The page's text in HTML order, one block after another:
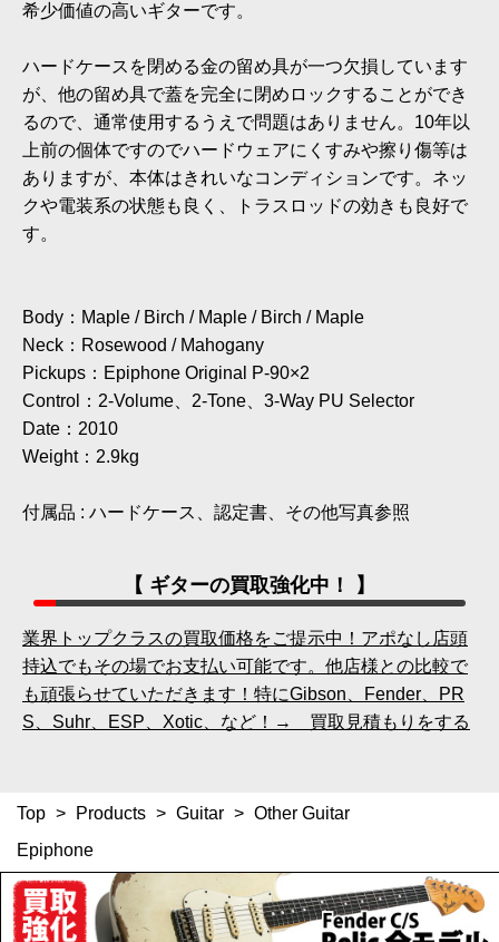
希少価値の高いギターです。
ハードケースを閉める金の留め具が一つ欠損しています
が、他の留め具で蓋を完全に閉めロックすることができ
るので、通常使用するうえで問題はありません。10年以
上前の個体ですのでハードウェアにくすみや擦り傷等は
ありますが、本体はきれいなコンディションです。ネッ
クや電装系の状態も良く、トラスロッドの効きも良好で
す。
Body：Maple / Birch / Maple / Birch / Maple
Neck：Rosewood / Mahogany
Pickups：Epiphone Original P-90×2
Control：2-Volume、2-Tone、3-Way PU Selector
Date：2010
Weight：2.9kg
付属品 : ハードケース、認定書、その他写真参照
【 ギターの買取強化中！ 】
業界トップクラスの買取価格をご提示中！アポなし店頭
持込でもその場でお支払い可能です。他店様との比較で
も頑張らせていただきます！特にGibson、Fender、PR
S、Suhr、ESP、Xotic、など！→ 買取見積もりをする
Top > Products > Guitar > Other Guitar
Epiphone